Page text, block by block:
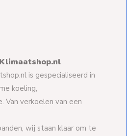
is gespecialiseerd in
koeling,
Van verkoelen van een
wij staan klaar om te